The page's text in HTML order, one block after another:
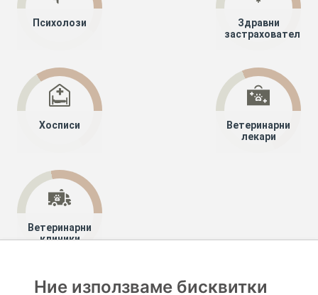
Психолози
Здравни
застрахователи
Хосписи
Ветеринарни
лекари
Ветеринарни
клиники
Специалисти
Ние използваме бисквитки